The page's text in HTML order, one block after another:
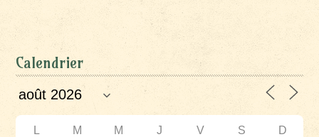
Calendrier
L M M J V S D